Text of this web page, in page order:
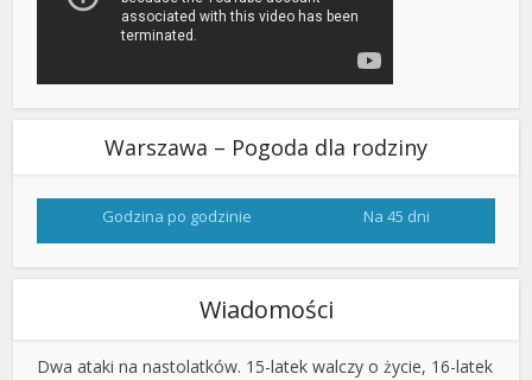
Warszawa – Pogoda dla rodziny
Godzina po godzinie Na 45 dni
Wiadomości
Dwa ataki na nastolatków. 15-latek walczy o życie, 16-latek